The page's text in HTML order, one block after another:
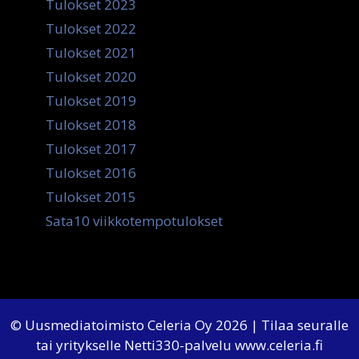
Tulokset 2023
Tulokset 2022
Tulokset 2021
Tulokset 2020
Tulokset 2019
Tulokset 2018
Tulokset 2017
Tulokset 2016
Tulokset 2015
Sata10 viikkotempotulokset
© Uusmediatoimisto Celeria Oy 2026 | Tilaa seuralle
tai yritykselle Netti330-palvelu www.celeria.fi